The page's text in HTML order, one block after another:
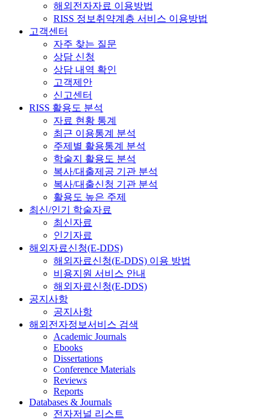
해외전자자료 이용방법
RISS 정보취약계층 서비스 이용방법
고객센터
자주 찾는 질문
상담 신청
상담 내역 확인
고객제안
신고센터
RISS 활용도 분석
자료 현황 통계
최근 이용통계 분석
주제별 활용통계 분석
학술지 활용도 분석
복사/대출제공 기관 분석
복사/대출신청 기관 분석
활용도 높은 주제
최신/인기 학술자료
최신자료
인기자료
해외자료신청(E-DDS)
해외자료신청(E-DDS) 이용 방법
비용지원 서비스 안내
해외자료신청(E-DDS)
공지사항
공지사항
해외전자정보서비스 검색
Academic Journals
Ebooks
Dissertations
Conference Materials
Reviews
Reports
Databases & Journals
전자저널 리스트